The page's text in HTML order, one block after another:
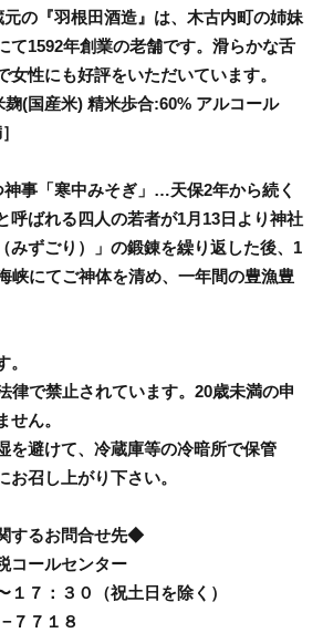
の『羽根田酒造』は、木古内町の姉妹
て1592年創業の老舗です。滑らかな舌
女性にも好評をいただいています。
麹(国産米) 精米歩合:60% アルコール
神事「寒中みそぎ」…天保2年から続く
呼ばれる四人の若者が1月13日より神社
みずごり）」の鍛錬を繰り返した後、1
峡にてご神体を清め、一年間の豊漁豊
律で禁止されています。20歳未満の申
せん。
を避けて、冷蔵庫等の冷暗所で保管
お召し上がり下さい。
するお問合せ先◆
コールセンター
７：３０（祝土日を除く）
７７１８